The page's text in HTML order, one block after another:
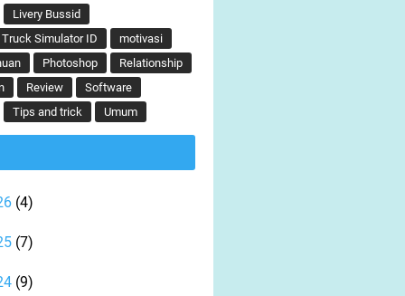
Livery Bussid
Truck Simulator ID
motivasi
Photoshop
Relationship
Review
Software
Tips and trick
Umum
(4)
(7)
(9)